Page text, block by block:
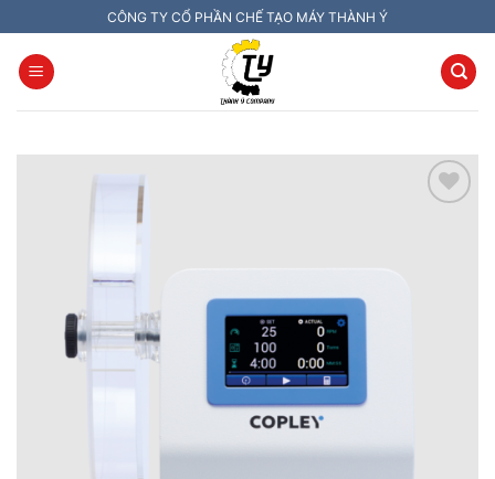
đến
nội
dung
CÔNG TY CỔ PHẦN CHẾ TẠO MÁY THÀNH Ý